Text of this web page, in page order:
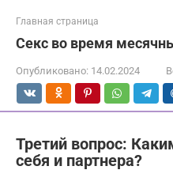
Главная страница
Секс во время
Опубликовано: 14.02.2024
Третий вопрос:
себя и партнера?